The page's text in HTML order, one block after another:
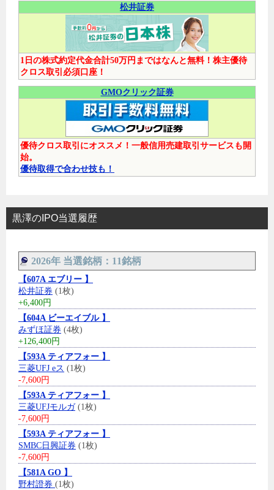
松井証券
1日の株式約定代金合計50万円まではなんと無料！株主優待
クロス取引必須口座！
GMOクリック証券
優待クロス取引にオススメ！一般信用売建取引サービスも開
始。
優待取得で合わせ技も！
黒澤のIPO当選履歴
2026年 当選銘柄：11銘柄
【607A エブリー 】
松井証券 (1枚)
+6,400円
【604A ビーエイブル 】
みずほ証券 (4枚)
+126,400円
【593A ティアフォー 】
三菱UFJ eス (1枚)
-7,600円
【593A ティアフォー 】
三菱UFJモルガ(1枚)
-7,600円
【593A ティアフォー 】
SMBC日興証券 (1枚)
-7,600円
【581A GO 】
野村證券 (1枚)